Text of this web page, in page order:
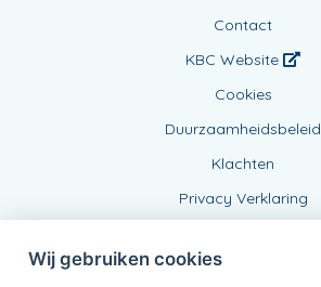
Contact
KBC Website
Cookies
Duurzaamheidsbeleid
Klachten
Privacy Verklaring
Wij gebruiken cookies